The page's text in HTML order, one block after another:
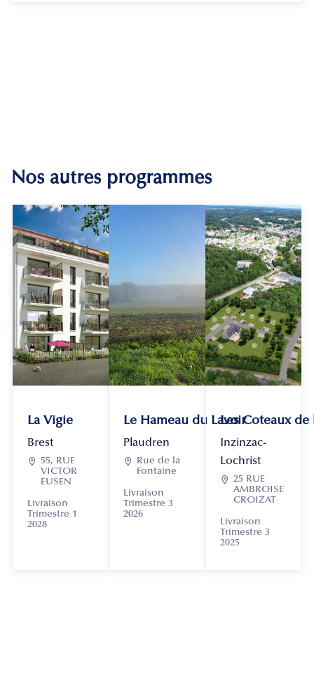
Nos autres programmes
La Vigie
Brest
 55, RUE
VICTOR
EUSEN
Livraison
Trimestre 1
2028
Le Hameau du Lavoir
Plaudren

Rue de la
Fontaine
Livraison
Trimestre 3
2026
Les Coteaux
Inzinzac-
Lochrist
 25 RUE
AMBROISE
CROIZAT
Livraison
Trimestre 3
2025